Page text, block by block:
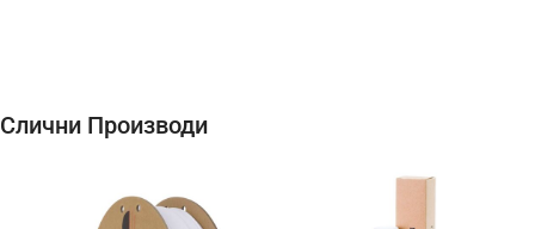
Слични Производи